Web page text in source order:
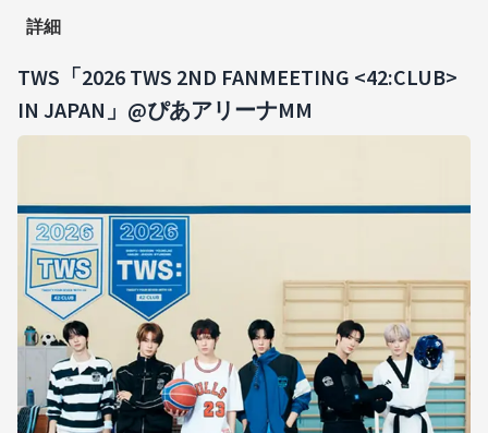
詳細
TWS「2026 TWS 2ND FANMEETING <42:CLUB>
IN JAPAN」@ぴあアリーナMM